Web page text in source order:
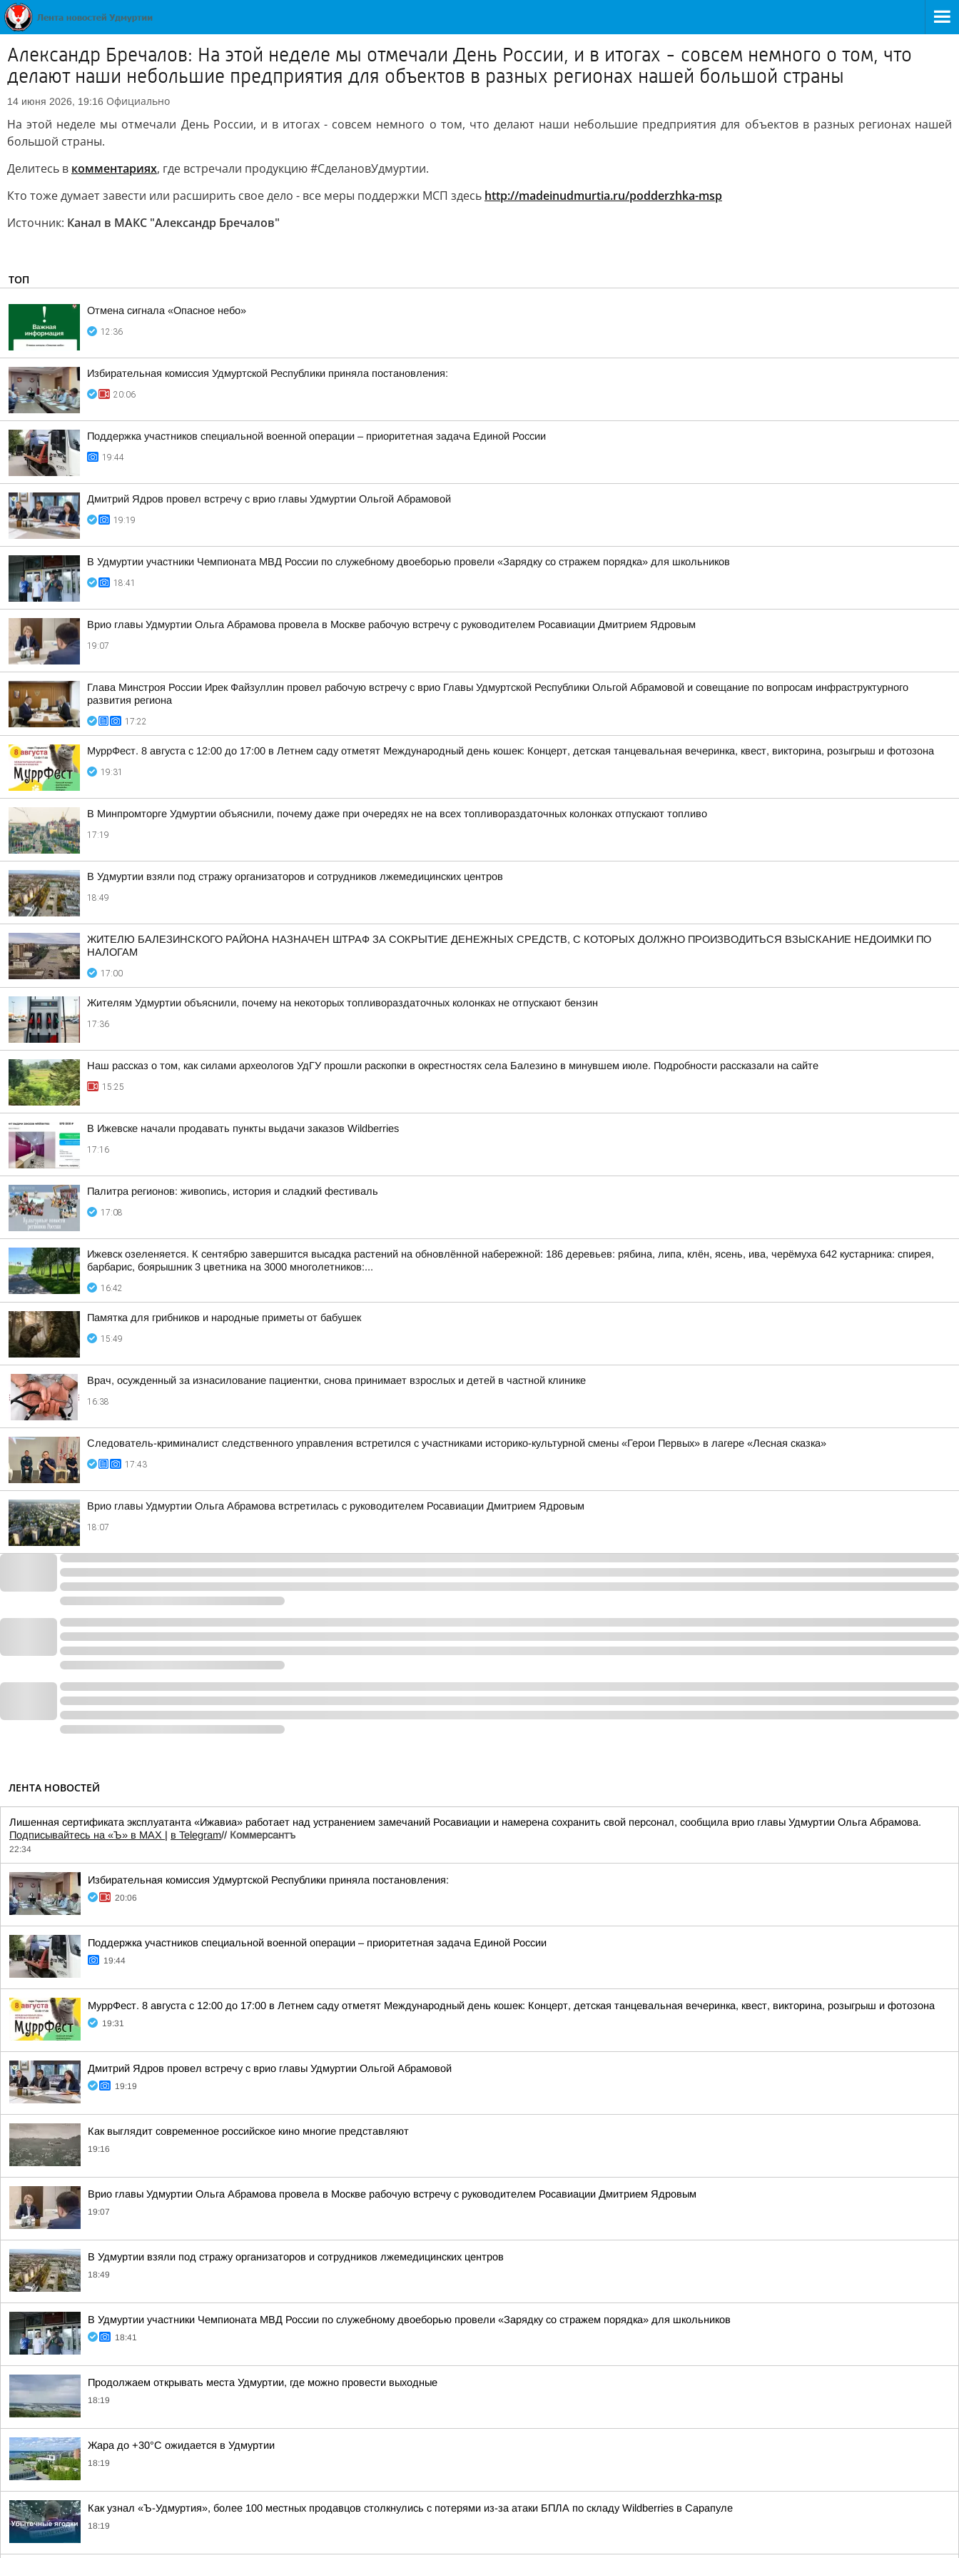
Александр Бречалов: На этой неделе мы отмечали День России, и в итогах - совсем немного о том, что
делают наши небольшие предприятия для объектов в разных регионах нашей большой страны
14 июня 2026, 19:16 Официально
На этой неделе мы отмечали День России, и в итогах - совсем немного о том, что делают наши небольшие предприятия для объектов в разных регионах нашей
большой страны.
Делитесь в комментариях, где встречали продукцию #СделановУдмуртии.
Кто тоже думает завести или расширить свое дело - все меры поддержки МСП здесь http://madeinudmurtia.ru/podderzhka-msp
Источник: Канал в МАКС "Александр Бречалов"
ТОП
Отмена сигнала «Опасное небо»
12:36
Избирательная комиссия Удмуртской Республики приняла постановления:
20:06
Поддержка участников специальной военной операции – приоритетная задача Единой России
19:44
Дмитрий Ядров провел встречу с врио главы Удмуртии Ольгой Абрамовой
19:19
В Удмуртии участники Чемпионата МВД России по служебному двоеборью провели «Зарядку со стражем порядка» для школьников
18:41
Врио главы Удмуртии Ольга Абрамова провела в Москве рабочую встречу с руководителем Росавиации Дмитрием Ядровым
19:07
Глава Минстроя России Ирек Файзуллин провел рабочую встречу с врио Главы Удмуртской Республики Ольгой Абрамовой и совещание по вопросам инфраструктурного
развития региона
17:22
МуррФест. 8 августа с 12:00 до 17:00 в Летнем саду отметят Международный день кошек: Концерт, детская танцевальная вечеринка, квест, викторина, розыгрыш и фотозона
19:31
В Минпромторге Удмуртии объяснили, почему даже при очередях не на всех топливораздаточных колонках отпускают топливо
17:19
В Удмуртии взяли под стражу организаторов и сотрудников лжемедицинских центров
18:49
ЖИТЕЛЮ БАЛЕЗИНСКОГО РАЙОНА НАЗНАЧЕН ШТРАФ ЗА СОКРЫТИЕ ДЕНЕЖНЫХ СРЕДСТВ, С КОТОРЫХ ДОЛЖНО ПРОИЗВОДИТЬСЯ ВЗЫСКАНИЕ НЕДОИМКИ ПО
НАЛОГАМ
17:00
Жителям Удмуртии объяснили, почему на некоторых топливораздаточных колонках не отпускают бензин
17:36
Наш рассказ о том, как силами археологов УдГУ прошли раскопки в окрестностях села Балезино в минувшем июле. Подробности рассказали на сайте
15:25
В Ижевске начали продавать пункты выдачи заказов Wildberries
17:16
Палитра регионов: живопись, история и сладкий фестиваль
17:08
Ижевск озеленяется. К сентябрю завершится высадка растений на обновлённой набережной: 186 деревьев: рябина, липа, клён, ясень, ива, черёмуха 642 кустарника: спирея,
барбарис, боярышник 3 цветника на 3000 многолетников:...
16:42
Памятка для грибников и народные приметы от бабушек
15:49
Врач, осужденный за изнасилование пациентки, снова принимает взрослых и детей в частной клинике
16:38
Следователь-криминалист следственного управления встретился с участниками историко-культурной смены «Герои Первых» в лагере «Лесная сказка»
17:43
Врио главы Удмуртии Ольга Абрамова встретилась с руководителем Росавиации Дмитрием Ядровым
18:07
ЛЕНТА НОВОСТЕЙ
Лишенная сертификата эксплуатанта «Ижавиа» работает над устранением замечаний Росавиации и намерена сохранить свой персонал, сообщила врио главы Удмуртии Ольга Абрамова.
Подписывайтесь на «Ъ» в MAX | в Telegram// Коммерсантъ
22:34
Избирательная комиссия Удмуртской Республики приняла постановления:
20:06
Поддержка участников специальной военной операции – приоритетная задача Единой России
19:44
МуррФест. 8 августа с 12:00 до 17:00 в Летнем саду отметят Международный день кошек: Концерт, детская танцевальная вечеринка, квест, викторина, розыгрыш и фотозона
19:31
Дмитрий Ядров провел встречу с врио главы Удмуртии Ольгой Абрамовой
19:19
Как выглядит современное российское кино многие представляют
19:16
Врио главы Удмуртии Ольга Абрамова провела в Москве рабочую встречу с руководителем Росавиации Дмитрием Ядровым
19:07
В Удмуртии взяли под стражу организаторов и сотрудников лжемедицинских центров
18:49
В Удмуртии участники Чемпионата МВД России по служебному двоеборью провели «Зарядку со стражем порядка» для школьников
18:41
Продолжаем открывать места Удмуртии, где можно провести выходные
18:19
Жара до +30°С ожидается в Удмуртии
18:19
Как узнал «Ъ-Удмуртия», более 100 местных продавцов столкнулись с потерями из-за атаки БПЛА по складу Wildberries в Сарапуле
18:19